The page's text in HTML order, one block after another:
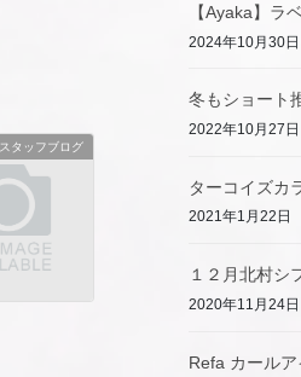
スタッフブログ
【Ayaka】ラ
2024年10月30日
冬もショート
2022年10月27日
ターコイズカ
2021年1月22日
１２月北村シ
2020年11月24日
Refa カールア